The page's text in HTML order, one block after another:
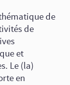
de
de
et
Le (la)
en